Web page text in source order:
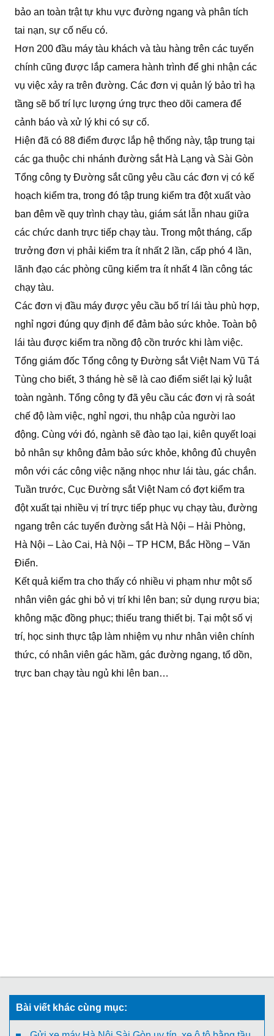
bảo an toàn trật tự khu vực đường ngang và phân tích
tai nạn, sự cố nếu có.
Hơn 200 đầu máy tàu khách và tàu hàng trên các tuyến
chính cũng được lắp camera hành trình để ghi nhận các
vụ việc xảy ra trên đường. Các đơn vị quản lý bảo trì hạ
tầng sẽ bố trí lực lượng ứng trực theo dõi camera để
cảnh báo và xử lý khi có sự cố.
Hiện đã có 88 điểm được lắp hệ thống này, tập trung tại
các ga thuộc chi nhánh đường sắt Hà Lạng và Sài Gòn
Tổng công ty Đường sắt cũng yêu cầu các đơn vị có kế
hoạch kiểm tra, trong đó tập trung kiểm tra đột xuất vào
ban đêm về quy trình chạy tàu, giám sát lẫn nhau giữa
các chức danh trực tiếp chạy tàu. Trong một tháng, cấp
trưởng đơn vị phải kiểm tra ít nhất 2 lần, cấp phó 4 lần,
lãnh đạo các phòng cũng kiểm tra ít nhất 4 lần công tác
chạy tàu.
Các đơn vị đầu máy được yêu cầu bố trí lái tàu phù hợp,
nghỉ ngơi đúng quy định để đảm bảo sức khỏe. Toàn bộ
lái tàu được kiểm tra nồng độ cồn trước khi làm việc.
Tổng giám đốc Tổng công ty Đường sắt Việt Nam Vũ Tá
Tùng cho biết, 3 tháng hè sẽ là cao điểm siết lại kỷ luật
toàn ngành. Tổng công ty đã yêu cầu các đơn vị rà soát
chế độ làm việc, nghỉ ngơi, thu nhập của người lao
động. Cùng với đó, ngành sẽ đào tạo lại, kiên quyết loại
bỏ nhân sự không đảm bảo sức khỏe, không đủ chuyên
môn với các công việc nặng nhọc như lái tàu, gác chắn.
Tuần trước, Cục Đường sắt Việt Nam có đợt kiểm tra
đột xuất tại nhiều vị trí trực tiếp phục vụ chạy tàu, đường
ngang trên các tuyến đường sắt Hà Nội – Hải Phòng,
Hà Nội – Lào Cai, Hà Nội – TP HCM, Bắc Hồng – Văn
Điển.
Kết quả kiểm tra cho thấy có nhiều vi phạm như một số
nhân viên gác ghi bỏ vị trí khi lên ban; sử dụng rượu bia;
không mặc đồng phục; thiếu trang thiết bị. Tại một số vị
trí, học sinh thực tập làm nhiệm vụ như nhân viên chính
thức, có nhân viên gác hầm, gác đường ngang, tổ dồn,
trực ban chạy tàu ngủ khi lên ban…
Bài viết khác cùng mục: